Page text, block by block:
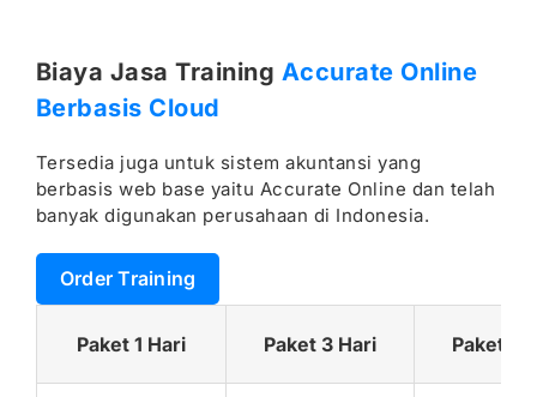
Biaya Jasa Training Accurate Online
Berbasis Cloud
Tersedia juga untuk sistem akuntansi yang
berbasis web base yaitu Accurate Online dan telah
banyak digunakan perusahaan di Indonesia.
Order Training
Paket 1 Hari Paket 3 Hari Paket 5